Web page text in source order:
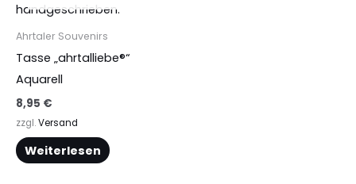
Ahrtaler Souvenirs
Tasse „ahrtalliebe®“
Aquarell
8,95 €
zzgl.Versand
Weiterlesen